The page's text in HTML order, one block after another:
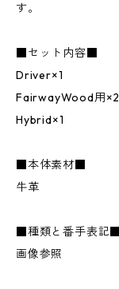
す。
■セット内容■
Driver×1
FairwayWood用×2
Hybrid×1
■本体素材■
牛革
■種類と番手表記■
画像参照